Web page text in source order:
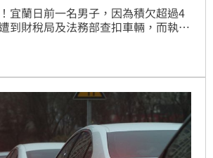
宜蘭日前一名男子，因為積欠超過4
到財稅局及法務部查扣車輛，而執法
欠稅車牌，馬上就會發出警示音，當
。